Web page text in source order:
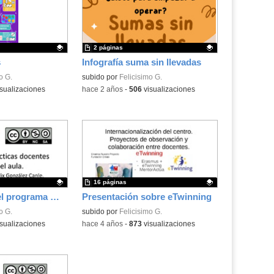
G.
Infografía suma sin llevadas
Contenido educativo.
subido por Felicisimo G.
2 páginas
-hace 2 años- 506visualizaciones
Presentación del programa MenturActúa
G.
Presentación sobre eTwinning
Contenido educativo.
subido por Felicisimo G.
16 páginas
-hace 4 años- 873visualizaciones